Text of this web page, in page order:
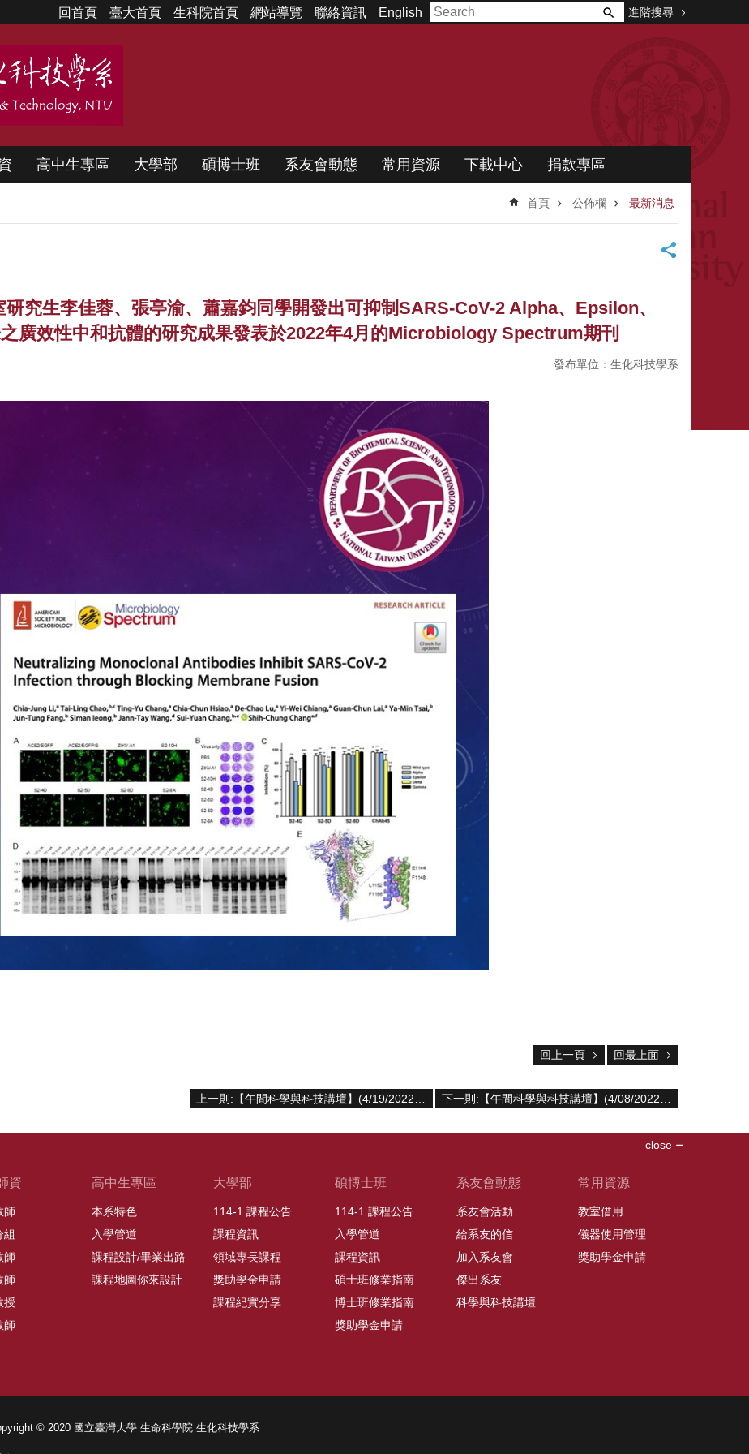
回首頁 臺大首頁 生科院首頁 網站導覽 聯絡資訊 English 進階搜尋
高中生專區 大學部 碩博士班 系友會動態 常用資源 下載中心 捐款專區
首頁 公佈欄 最新消息
究生李佳蓉、張亭渝、蕭嘉鈞同學開發出可抑制SARS-CoV-2 Alpha、Epsilon、
廣效性中和抗體的研究成果發表於2022年4月的Microbiology Spectrum期刊
發布單位：生化科技學系
回上一頁 回最上面
close
資
師
組
師
師
授
師
高中生專區
本系特色
入學管道
課程設計/畢業出路
課程地圖你來設計
大學部
114-1 課程公告
課程資訊
領域專長課程
獎助學金申請
課程紀實分享
碩博士班
114-1 課程公告
入學管道
課程資訊
碩士班修業指南
博士班修業指南
獎助學金申請
系友會動態
系友會活動
給系友的信
加入系友會
傑出系友
科學與科技講壇
常用資源
教室借用
儀器使用管理
獎助學金申請
© 2020 國立臺灣大學 生命科學院 生化科技學系